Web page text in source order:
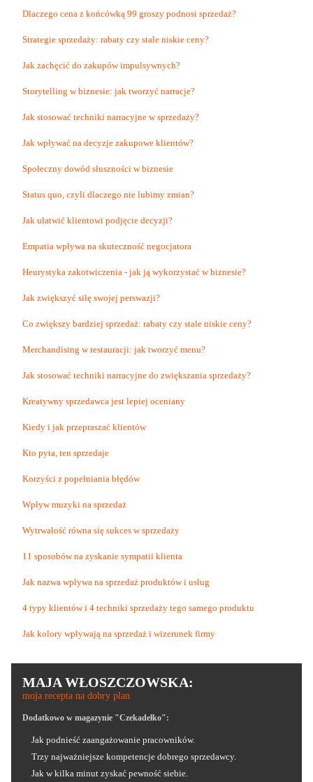
Dlaczego cena z końcówką 99 groszy podnosi sprzedaż?
Strategie sprzedaży: rabaty czy stale niskie ceny?
Jak zachęcić do zakupów impulsywnych?
Storytelling w biznesie: jak tworzyć narracje?
Jak stosować techniki narracyjne w sprzedaży?
Jak wpływać na decyzje zakupowe klientów?
Społeczny dowód słuszności w biznesie
Status quo, czyli dlaczego nie lubimy zmian?
Jak ułatwić klientowi podjęcie decyzji?
Empatia wpływa na skuteczność negocjatora
Heurystyka zakotwiczenia - jak ją wykorzystać w biznesie?
Jak zwiększyć siłę swojej perswazji?
Co zwiększy bardziej sprzedaż: rabaty czy stale niskie ceny?
Merchandising w restauracji: jak tworzyć menu?
Jak stosować techniki narracyjne do zwiększania sprzedaży?
Kreatywny sprzedawca jest lepiej oceniany
Kiedy i jak przepraszać klientów
Kto pyta, ten sprzedaje
Korzyści z popełniania błędów
Wpływ muzyki na sprzedaż
Wytrwałość równa się sukces w sprzedaży
11 sposobów na zyskanie sympatii klienta
Jak nazwa wpływa na sprzedaż produktów i usług
4 typy klientów i 4 techniki sprzedaży tego samego produktu
Jak kolory wpływają na sprzedaż i wizerunek firmy
MAJA WŁOSZCZOWSKA:
moja recepta na dobry plan
Dodatkowo w magazynie "Czekadełko":
Jak podnieść zaangażowanie pracowników.
Trzy najważniejsze kompetencje dobrego sprzedawcy.
Jak w kilka minut zyskać pewność siebie.